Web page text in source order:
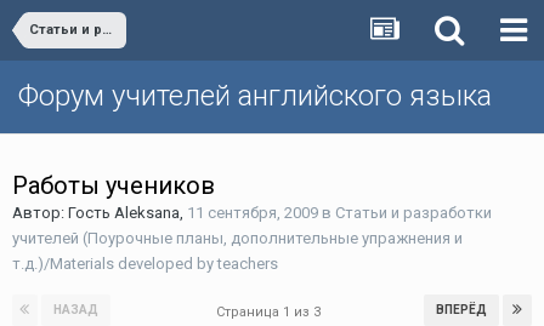
Статьи и разработки учителей (Поурочные планы, дополнительные упражнения и т.д.)/Materials developed by teachers
Форум учителей английского языка
Работы учеников
Автор: Гость Aleksana, 11 сентября, 2009 в Статьи и разработки
учителей (Поурочные планы, дополнительные упражнения и
т.д.)/Materials developed by teachers
НАЗАД ВПЕРЁД
Страница 1 из 3